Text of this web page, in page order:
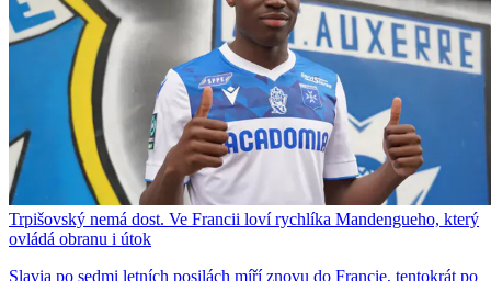
Trpišovský nemá dost. Ve Francii loví rychlíka Mandengueho, který
ovládá obranu i útok
Slavia po sedmi letních posilách míří znovu do Francie, tentokrát po